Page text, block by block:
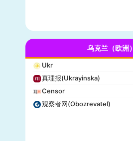
乌克兰（欧洲）
Ukr
真理报(Ukrayinska)
Censor
观察者网(Obozrevatel)